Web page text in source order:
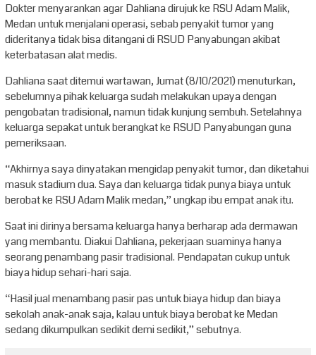
Dokter menyarankan agar Dahliana dirujuk ke RSU Adam Malik,
Medan untuk menjalani operasi, sebab penyakit tumor yang
dideritanya tidak bisa ditangani di RSUD Panyabungan akibat
keterbatasan alat medis.
Dahliana saat ditemui wartawan, Jumat (8/10/2021) menuturkan,
sebelumnya pihak keluarga sudah melakukan upaya dengan
pengobatan tradisional, namun tidak kunjung sembuh. Setelahnya
keluarga sepakat untuk berangkat ke RSUD Panyabungan guna
pemeriksaan.
“Akhirnya saya dinyatakan mengidap penyakit tumor, dan diketahui
masuk stadium dua. Saya dan keluarga tidak punya biaya untuk
berobat ke RSU Adam Malik medan,” ungkap ibu empat anak itu.
Saat ini dirinya bersama keluarga hanya berharap ada dermawan
yang membantu. Diakui Dahliana, pekerjaan suaminya hanya
seorang penambang pasir tradisional. Pendapatan cukup untuk
biaya hidup sehari-hari saja.
“Hasil jual menambang pasir pas untuk biaya hidup dan biaya
sekolah anak-anak saja, kalau untuk biaya berobat ke Medan
sedang dikumpulkan sedikit demi sedikit,” sebutnya.